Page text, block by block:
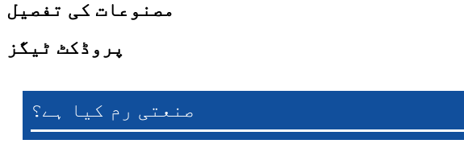
مصنوعات کی تفصیل
پروڈکٹ ٹیگز
صنعتی رم کیا ہے؟